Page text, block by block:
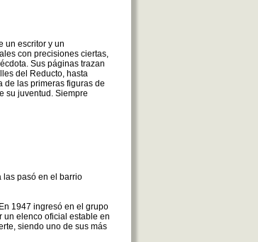
un escritor y un
con precisiones ciertas,
Sus páginas trazan
del Reducto, hasta
de las primeras figuras de
su juventud. Siempre
las pasó en el barrio
1947 ingresó en el grupo
un elenco oficial estable en
siendo uno de sus más